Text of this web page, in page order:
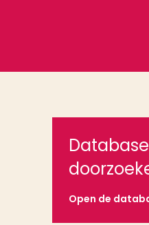
Database
Open de